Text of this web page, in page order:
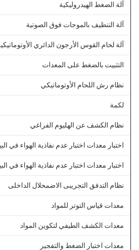
آلة الضغط الهيدروليكية
آلة التنظيف بالموجات فوق الصوتية
آلة لحام القوس الأرجون الدائري
التثبيت بالضغط على المعدات
نظام رش اللحام الأوتوماتيكي
لكمة
نظام الكشف عن الهليوم الفراغي
اختبار معدات اختبار عدم نفاذية الهواء في
اختبار معدات اختبار عدم نفاذية الهواء في
نظام التدفق التجريبى الاضمحلال الداخلى
معدات قياس التوتر للمواد
معدات الكشف الطيفي لتكوين المواد
معدات اختبار الضغط والتفجير